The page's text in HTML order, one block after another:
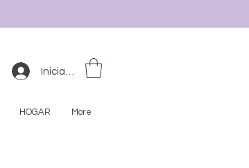
Iniciar sesión
HOGAR More